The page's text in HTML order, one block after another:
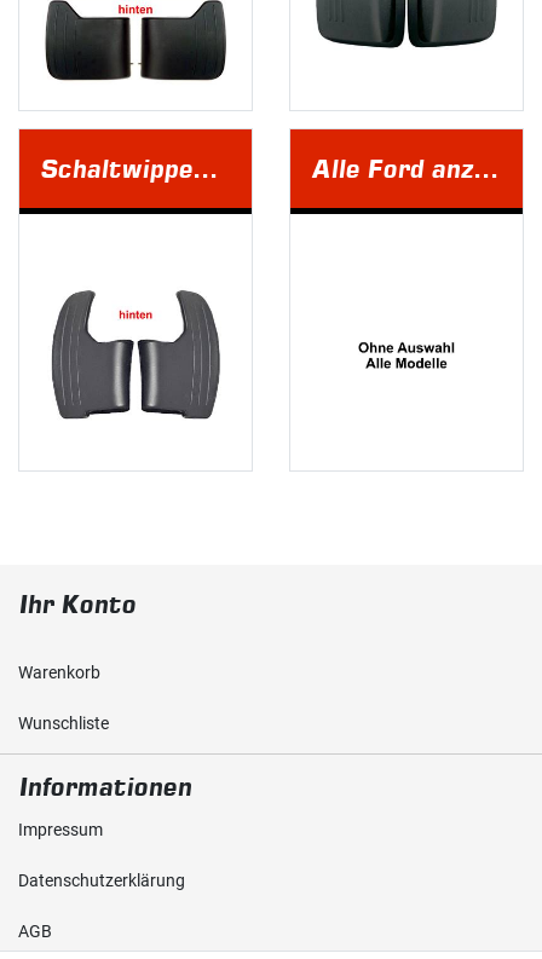
Schaltwippen Ford Typ-C Alle Ford anzeigen
Ihr Konto
Warenkorb
Wunschliste
Informationen
Impressum
Daten­schutz­erklärung
AGB